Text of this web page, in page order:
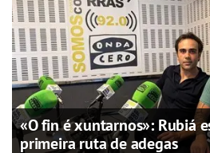
«O fin é xuntarnos»: Rubiá
primeira ruta de adegas